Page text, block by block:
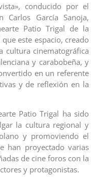
conducido por el
Carlos García Sanoja,
Patio Trigal de la
este espacio, creado
cultura cinematográfica
y carabobeña, y
en un referente
y de reflexión en la
Patio Trigal ha sido
la cultura regional y
y promoviendo el
han proyectado varias
de cine foros con la
y protagonistas.